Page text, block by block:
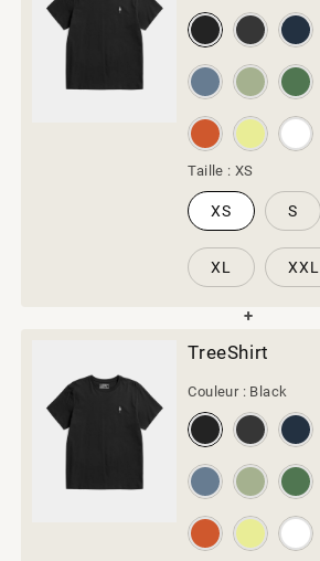
Taille : XS
XS S
XL XXL
TreeShirt
Couleur : Black